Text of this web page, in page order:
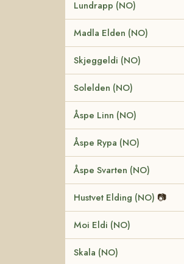
Lundrapp (NO)
Madla Elden (NO)
Skjeggeldi (NO)
Solelden (NO)
Åspe Linn (NO)
Åspe Rypa (NO)
Åspe Svarten (NO)
Hustvet Elding (NO) 📷
Moi Eldi (NO)
Skala (NO)